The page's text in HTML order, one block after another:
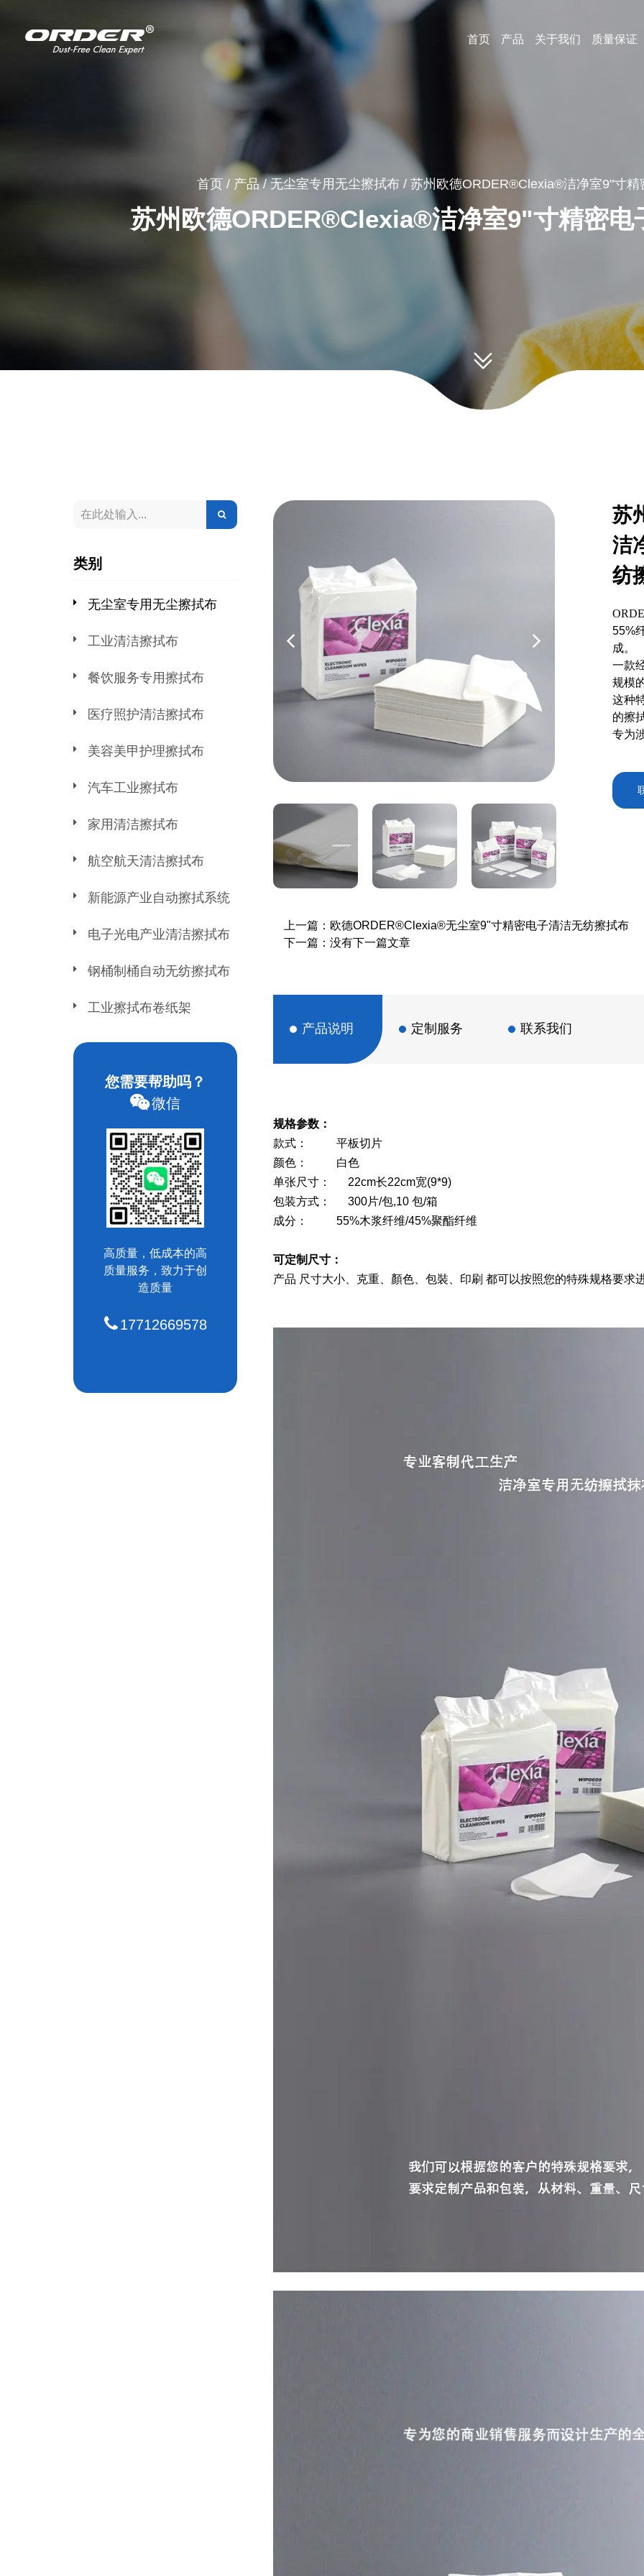
首页 产品
家用清洁擦拭布
电子光电产业清洁擦拭布
钢桶制桶自动无纺擦拭布
工业擦拭布卷纸架
关于我们 质量保证
首页 / 产品/无尘室专用无尘擦拭布 / 苏州欧德ORDER®Clexia®洁净室9"寸精
苏州欧德ORDER®Clexia®洁净室9"寸精密电
类别
无尘室专用无尘擦拭布
工业清洁擦拭布
餐饮服务专用擦拭布
医疗照护清洁擦拭布
美容美甲护理擦拭布
汽车工业擦拭布
家用清洁擦拭布
航空航天清洁擦拭布
新能源产业自动擦拭系统
电子光电产业清洁擦拭布
钢桶制桶自动无纺擦拭布
工业擦拭布卷纸架
您需要帮助吗？
微信
高质量，低成本的高
质量服务，致力于创
造质量
17712669578
苏
洁
纺
55%
成。
一款
规模
这种
的擦
专为
上一篇：欧德ORDER®Clexia®无尘室9"寸精密电子清洁无纺擦拭布
下一篇：没有下一篇文章
产品说明 定制服务 联系我们
规格参数：
款式： 平板切片
颜色： 白色
单张尺寸： 22cm长22cm宽(9*9)
包装方式： 300片/包,10 包/箱
成分： 55%木浆纤维/45%聚酯纤维
可定制尺寸：
产品 尺寸大小、克重、顏色、包裝、印刷 都可以按照您的特殊规格要求